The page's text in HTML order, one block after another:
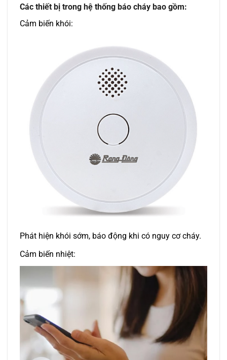
Các thiết bị trong hệ thống báo cháy bao gồm:
Cảm biến khói:
Phát hiện khói sớm, báo động khi có nguy cơ cháy.
Cảm biến nhiệt: